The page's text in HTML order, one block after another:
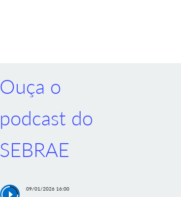
Ouça o
podcast do
SEBRAE
09/01/2026 16:00